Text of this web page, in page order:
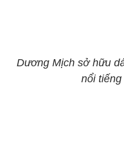
Dương Mịch sở hữu
nổi tiếng